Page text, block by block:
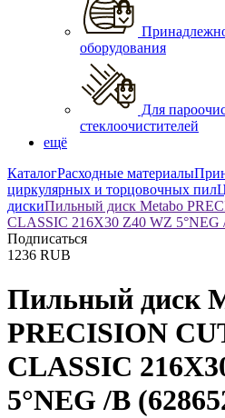
оборудования
Для
стеклоочистителей
ещё
КаталогРасходные материалы
циркулярных и торцовочных пил
дискиПильный диск Metabo
CLASSIC 216X30 Z40 WZ 5°NEG
Подписаться
1236 RUB
Пильный диск
PRECISION
CLASSIC
5°NEG /B